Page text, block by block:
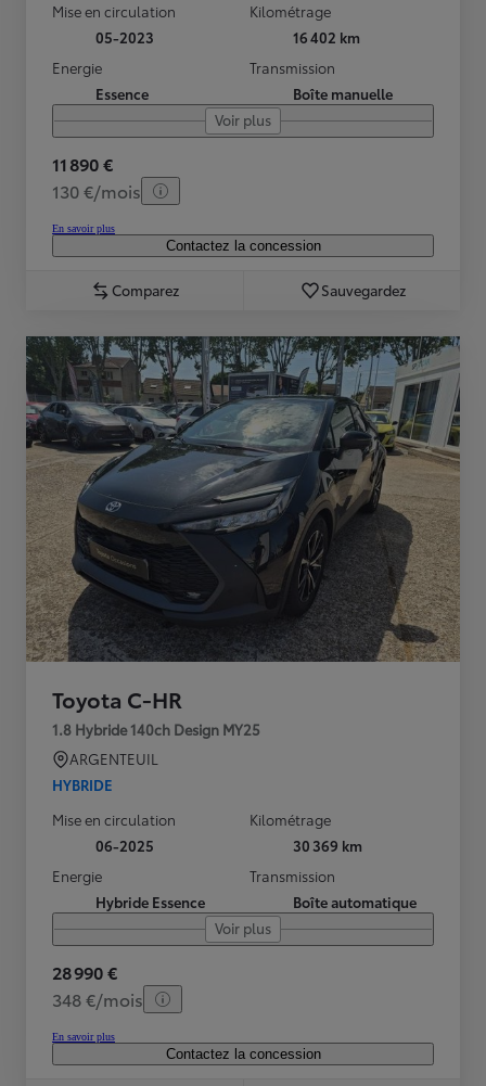
Mise en circulation
05-2023
Kilométrage
16 402 km
Energie
Essence
Transmission
Boîte manuelle
Voir plus
11 890 €
130 €/mois
En savoir plus
Contactez la concession
Comparez Sauvegardez
Toyota C-HR
1.8 Hybride 140ch Design MY25
ARGENTEUIL
HYBRIDE
Mise en circulation
06-2025
Kilométrage
30 369 km
Energie
Hybride Essence
Transmission
Boîte automatique
Voir plus
28 990 €
348 €/mois
En savoir plus
Contactez la concession